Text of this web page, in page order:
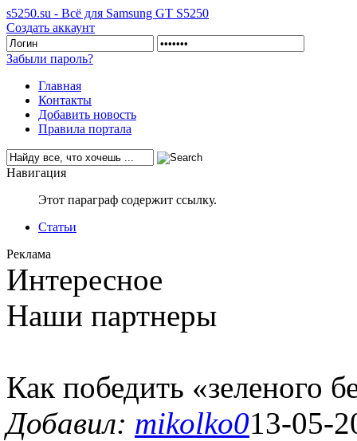
s5250.su - Всё для Samsung GT S5250
Создать аккаунт
Забыли пароль?
Главная
Контакты
Добавить новость
Правила портала
Навигация
Этот параграф содержит ссылку.
Статьи
Реклама
Интересное
Наши партнеры
Как победить «зеленого
Добавил: mikolko013-05-